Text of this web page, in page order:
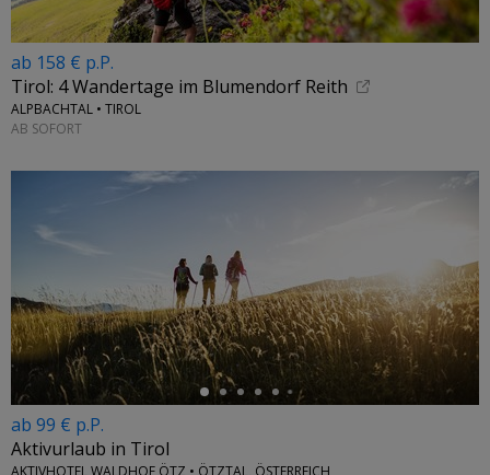
ab 158 € p.P.
Tirol: 4 Wandertage im Blumendorf Reith
ALPBACHTAL • TIROL
AB SOFORT
←
ab 99 € p.P.
Aktivurlaub in Tirol